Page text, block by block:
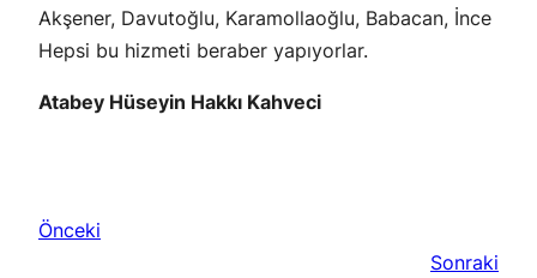
Akşener, Davutoğlu, Karamollaoğlu, Babacan, İnce
Hepsi bu hizmeti beraber yapıyorlar.
Atabey Hüseyin Hakkı Kahveci
Önceki
Sonraki